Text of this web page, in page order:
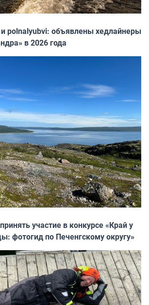
polnalyubvi: объявлены хедлайнеры
в 2026 года
участие в конкурсе «Край у
фотогид по Печенгскому округу»